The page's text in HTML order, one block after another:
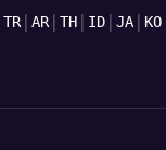
TR| AR| TH | ID | JA | KO